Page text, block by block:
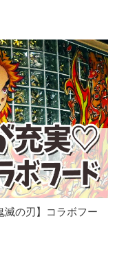
の刃】コラボフー